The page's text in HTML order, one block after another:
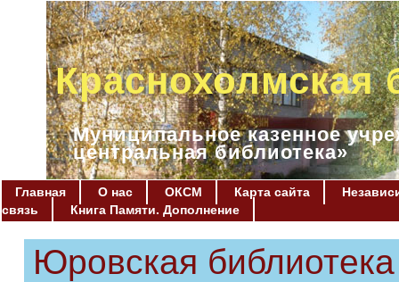
Краснохолмская
Муниципальное казенное
центральная библиотека»
Главная О нас ОКСМ Карта сайта
связь
Книга Памяти. Дополнение
Юровская библиотека